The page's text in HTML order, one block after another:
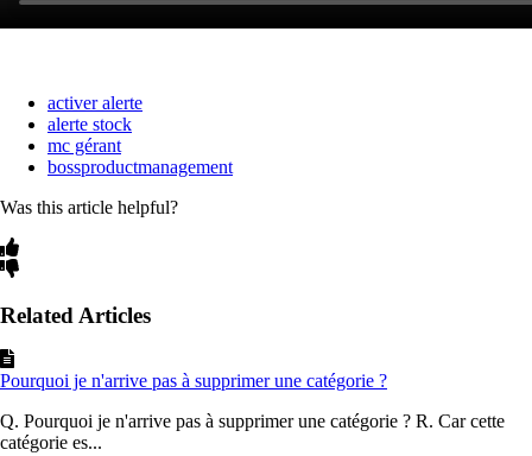
activer alerte
alerte stock
mc gérant
bossproductmanagement
Was this article helpful?
Related Articles
Pourquoi je n'arrive pas à supprimer une catégorie ?
Q. Pourquoi je n'arrive pas à supprimer une catégorie ? R. Car cette
catégorie es...